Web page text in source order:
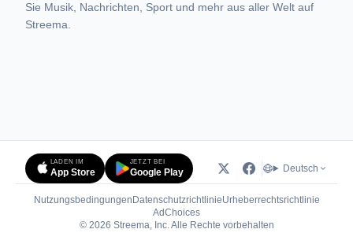
Sie Musik, Nachrichten, Sport und mehr aus aller Welt auf
Streema.
LADEN IM
App Store
JETZT BEI
Google Play Deutsch
Nutzungsbedingungen DatenschutzrichtlinieUrheberrechtsrichtlinie
AdChoices(öffnet in neuem Tab)
© 2026 Streema, Inc. Alle Rechte vorbehalten